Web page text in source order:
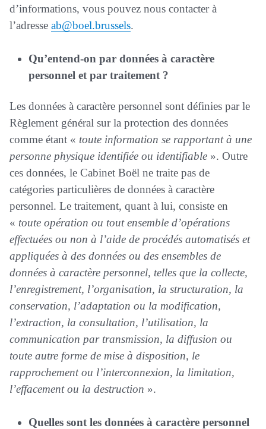
d’informations, vous pouvez nous contacter à
l’adresse ab@boel.brussels.
Qu’entend-on par données à caractère
personnel et par traitement ?
Les données à caractère personnel sont définies par le
Règlement général sur la protection des données
comme étant « toute information se rapportant à une
personne physique identifiée ou identifiable ». Outre
ces données, le Cabinet Boël ne traite pas de
catégories particulières de données à caractère
personnel. Le traitement, quant à lui, consiste en
« toute opération ou tout ensemble d’opérations
effectuées ou non à l’aide de procédés automatisés et
appliquées à des données ou des ensembles de
données à caractère personnel, telles que la collecte,
l’enregistrement, l’organisation, la structuration, la
conservation, l’adaptation ou la modification,
l’extraction, la consultation, l’utilisation, la
communication par transmission, la diffusion ou
toute autre forme de mise à disposition, le
rapprochement ou l’interconnexion, la limitation,
l’effacement ou la destruction ».
Quelles sont les données à caractère personnel